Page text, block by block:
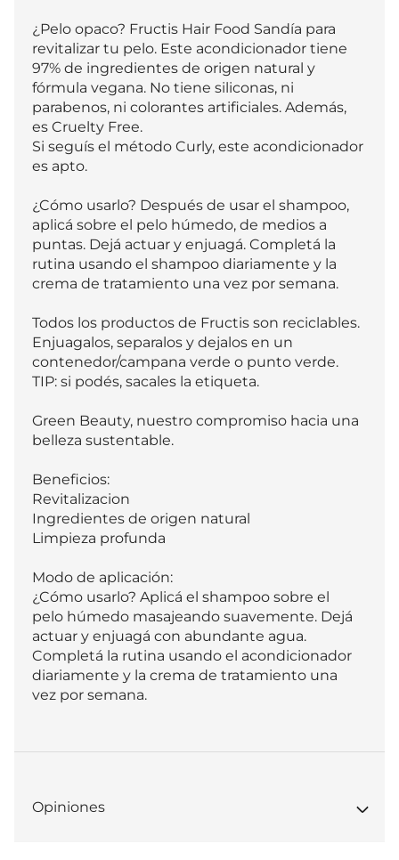
¿Pelo opaco? Fructis Hair Food Sandía para
revitalizar tu pelo. Este acondicionador tiene
97% de ingredientes de origen natural y
fórmula vegana. No tiene siliconas, ni
parabenos, ni colorantes artificiales. Además,
es Cruelty Free.
Si seguís el método Curly, este acondicionador
es apto.
¿Cómo usarlo? Después de usar el shampoo,
aplicá sobre el pelo húmedo, de medios a
puntas. Dejá actuar y enjuagá. Completá la
rutina usando el shampoo diariamente y la
crema de tratamiento una vez por semana.
Todos los productos de Fructis son reciclables.
Enjuagalos, separalos y dejalos en un
contenedor/campana verde o punto verde.
TIP: si podés, sacales la etiqueta.
Green Beauty, nuestro compromiso hacia una
belleza sustentable.
Beneficios:
Revitalizacion
Ingredientes de origen natural
Limpieza profunda
Modo de aplicación:
¿Cómo usarlo? Aplicá el shampoo sobre el
pelo húmedo masajeando suavemente. Dejá
actuar y enjuagá con abundante agua.
Completá la rutina usando el acondicionador
diariamente y la crema de tratamiento una
vez por semana.
Opiniones